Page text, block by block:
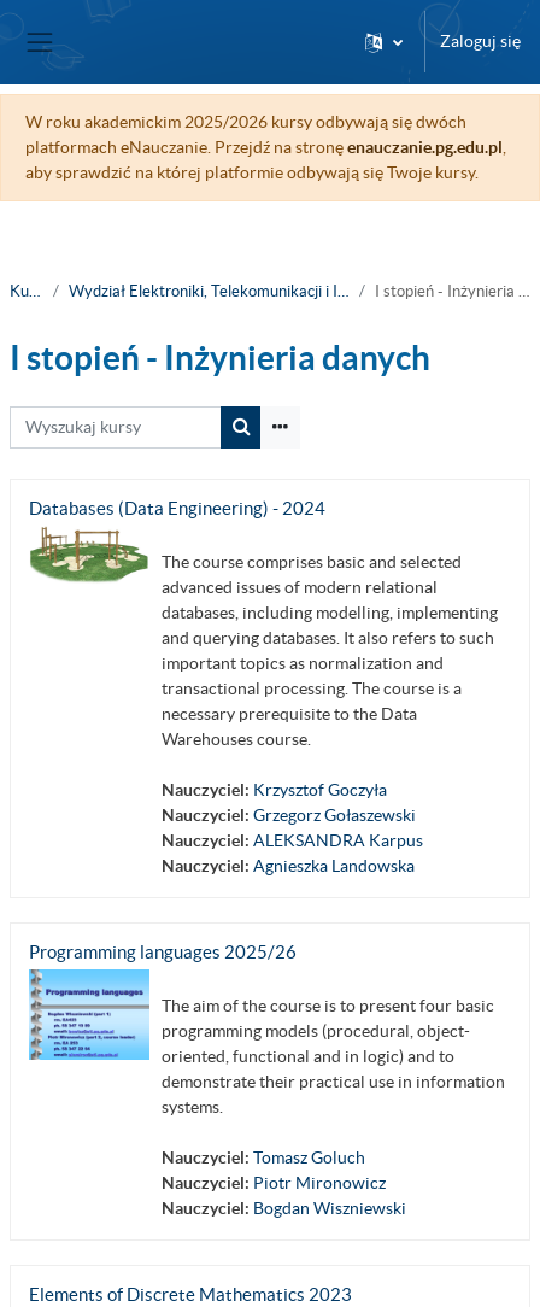
Przejdź do głównej zawartości
Panel boczny
Zaloguj się
W roku akademickim 2025/2026 kursy odbywają się dwóch
platformach eNauczanie. Przejdź na stronęenauczanie.pg.edu.pl
aby sprawdzić na której platformie odbywają się Twoje kursy.
Kursy Wydział Elektroniki, Telekomunikacji i Informatyki I stopień - Inżynieria danych
I stopień - Inżynieria danych
Wyszukaj kursy
Wyszukaj kursy
Databases (Data Engineering) - 2024
The course comprises basic and selected
advanced issues of modern relational
databases, including modelling, implementing
and querying databases. It also refers to such
important topics as normalization and
transactional processing. The course is a
necessary prerequisite to the Data
Warehouses course.
Nauczyciel: Krzysztof Goczyła
Nauczyciel: Grzegorz Gołaszewski
Nauczyciel: ALEKSANDRA Karpus
Nauczyciel: Agnieszka Landowska
Programming languages 2025/26
The aim of the course is to present four basic
programming models (procedural, object-
oriented, functional and in logic) and to
demonstrate their practical use in information
systems.
Nauczyciel: Tomasz Goluch
Nauczyciel: Piotr Mironowicz
Nauczyciel: Bogdan Wiszniewski
Elements of Discrete Mathematics 2023